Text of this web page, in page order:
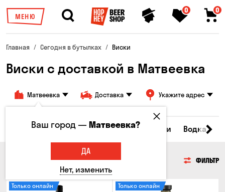
МЕНЮ
0 0
Главная Сегодня в бутылках Виски
Виски с доставкой в Матвеевка
Матвеевка Доставка Укажите адрес
Сидр Вино Виски Коктейли Водка
ФИЛЬТР
Только онлайн Только онлайн
Ваш город —Матвеевка?
ДА
Нет, изменить